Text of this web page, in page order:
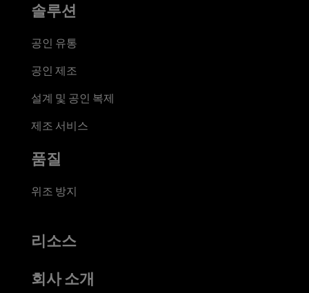
솔루션
공인 유통
공인 제조
설계 및 공인 복제
제조 서비스
품질
위조 방지
리소스
회사 소개